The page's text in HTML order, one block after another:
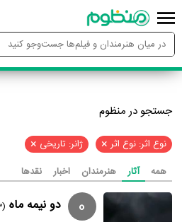
جستجو در منظوم
نوع اثر: نوع اثر × ژانر: تاریخی ×
همه آثار هنرمندان اخبار نقدها
0 دو نیمه ماه (1403)